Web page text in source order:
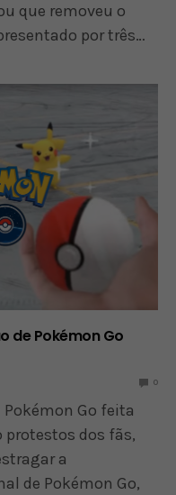
que removeu o
por três…
de Pokémon Go
0
Go feita
protestos dos fãs,
a
de Pokémon Go,